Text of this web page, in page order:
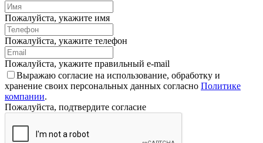
Пожалуйста, укажите имя
Пожалуйста, укажите телефон
Пожалуйста, укажите правильный e-mail
Выражаю согласие на использование, обработку и
хранение своих персональных данных согласно Политике
компании.
Пожалуйста, подтвердите согласие